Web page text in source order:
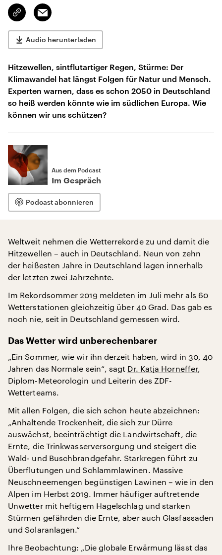
Link
kopieren/teilen
Email
Audio herunterladen
Hitzewellen, sintflutartiger Regen, Stürme: Der
Klimawandel hat längst Folgen für Natur und Mensch.
Experten warnen, dass es schon 2050 in Deutschland
so heiß werden könnte wie im südlichen Europa. Wie
können wir uns schützen?
Aus dem Podcast
Im Gespräch
Podcast abonnieren
Weltweit nehmen die Wetterrekorde zu und damit die
Hitzewellen – auch in Deutschland. Neun von zehn
der heißesten Jahre in Deutschland lagen innerhalb
der letzten zwei Jahrzehnte.
Im Rekordsommer 2019 meldeten im Juli mehr als 60
Wetterstationen gleichzeitig über 40 Grad. Das gab es
noch nie, seit in Deutschland gemessen wird.
Das Wetter wird unberechenbarer
„Ein Sommer, wie wir ihn derzeit haben, wird in 30, 40
Jahren das Normale sein“, sagt Dr. Katja Horneffer,
Diplom-Meteorologin und Leiterin des ZDF-
Wetterteams.
Mit allen Folgen, die sich schon heute abzeichnen:
„Anhaltende Trockenheit, die sich zur Dürre
auswächst, beeinträchtigt die Landwirtschaft, die
Ernte, die Trinkwasserversorgung und steigert die
Wald- und Buschbrandgefahr. Starkregen führt zu
Überflutungen und Schlammlawinen. Massive
Neuschneemengen begünstigen Lawinen – wie in den
Alpen im Herbst 2019. Immer häufiger auftretende
Unwetter mit heftigem Hagelschlag und starken
Stürmen gefährden die Ernte, aber auch Glasfassaden
und Solaranlagen.“
Ihre Beobachtung: „Die globale Erwärmung lässt das